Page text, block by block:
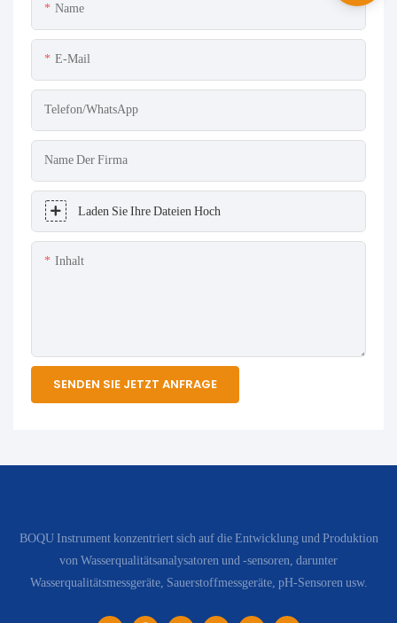
Name
E-Mail
Telefon/WhatsApp
Name Der Firma
Laden Sie Ihre Dateien Hoch
Inhalt
SENDEN SIE JETZT ANFRAGE
BOQU Instrument konzentriert sich auf die Entwicklung und Produktion
von Wasserqualitätsanalysatoren und -sensoren, darunter
Wasserqualitätsmessgeräte, Sauerstoffmessgeräte, pH-Sensoren usw.